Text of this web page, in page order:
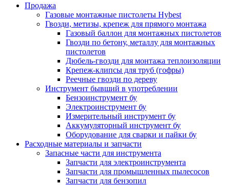
Продажа
Газовые монтажные пистолеты Hybest
Гвозди, метизы, крепеж для прямого монтажа
Газовый баллон для монтажных пистолетов
Гвозди по бетону, металлу для монтажных
пистолетов
Дюбель-гвозди для монтажа теплоизоляции
Крепеж-клипсы для труб (гофры)
Реечные гвозди по дереву
Инструмент бывший в употреблении
Бензоинструмент бу
Электроинструмент бу
Измерительный инструмент бу
Аккумуляторный инструмент бу
Оборудование для сварки и пайки бу
Расходные материалы и запчасти
Запасные части для инструмента
Запчасти для электроинструмента
Запчасти для промышленных пылесосов
Запчасти для бензопил